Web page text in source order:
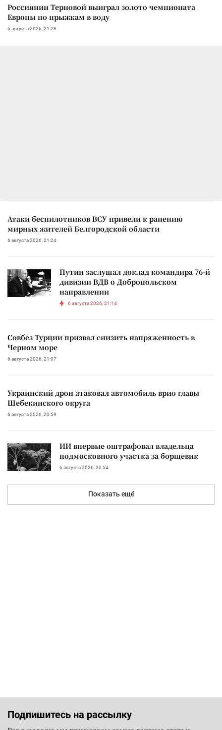
Россиянин Терновой выиграл золото чемпионата
Европы по прыжкам в воду
6 августа 2026, 21:28
Атаки беспилотников ВСУ привели к ранению
мирных жителей Белгородской области
6 августа 2026, 21:24
Путин заслушал доклад командира 76-й
дивизии ВДВ о Добропольском
направлении
6 августа 2026, 21:14
Совбез Турции призвал снизить напряженность в
Черном море
6 августа 2026, 21:07
Украинский дрон атаковал автомобиль врио главы
Шебекинского округа
6 августа 2026, 20:59
ИИ впервые оштрафовал владельца
подмосковного участка за борщевик
6 августа 2026, 20:54
Показать ещё
Подпишитесь на рассылку